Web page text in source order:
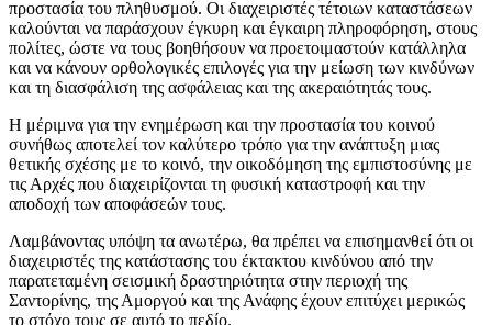
προστασία του πληθυσμού. Οι διαχειριστές τέτοιων καταστάσεων
καλούνται να παράσχουν έγκυρη και έγκαιρη πληροφόρηση, στους
πολίτες, ώστε να τους βοηθήσουν να προετοιμαστούν κατάλληλα
και να κάνουν ορθολογικές επιλογές για την μείωση των κινδύνων
και τη διασφάλιση της ασφάλειας και της ακεραιότητάς τους.
Η μέριμνα για την ενημέρωση και την προστασία του κοινού
συνήθως αποτελεί τον καλύτερο τρόπο για την ανάπτυξη μιας
θετικής σχέσης με το κοινό, την οικοδόμηση της εμπιστοσύνης με
τις Αρχές που διαχειρίζονται τη φυσική καταστροφή και την
αποδοχή των αποφάσεών τους.
Λαμβάνοντας υπόψη τα ανωτέρω, θα πρέπει να επισημανθεί ότι οι
διαχειριστές της κατάστασης του έκτακτου κινδύνου από την
παρατεταμένη σεισμική δραστηριότητα στην περιοχή της
Σαντορίνης, της Αμοργού και της Ανάφης έχουν επιτύχει μερικώς
το στόχο τους σε αυτό το πεδίο.